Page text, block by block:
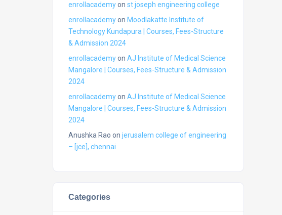
enrollacademyon st joseph engineering college
enrollacademyon Moodlakatte Institute of
Technology Kundapura | Courses, Fees-Structure
& Admission 2024
enrollacademyon AJ Institute of Medical Science
Mangalore | Courses, Fees-Structure & Admission
2024
enrollacademyon AJ Institute of Medical Science
Mangalore | Courses, Fees-Structure & Admission
2024
Anushka Rao on jerusalem college of engineering
– [jce], chennai
Categories